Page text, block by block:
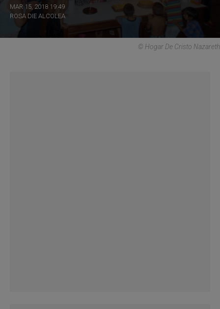
MAR 15, 2018 19:49
ROSA DIE ALCOLEA
© Hogar De Cristo Nazareth